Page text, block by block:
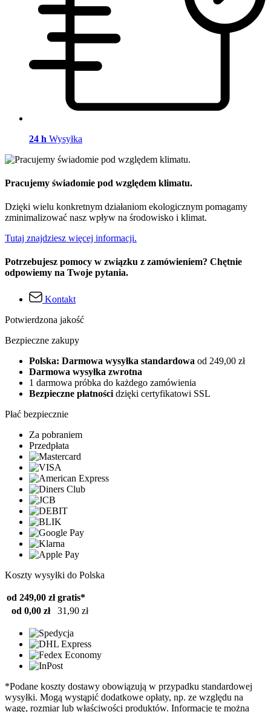
24 h Wysyłka
Pracujemy świadomie pod względem klimatu.
Dzięki wielu konkretnym działaniom ekologicznym pomagamy
zminimalizować nasz wpływ na środowisko i klimat.
Tutaj znajdziesz więcej informacji.
Potrzebujesz pomocy w związku z zamówieniem? Chętnie
odpowiemy na Twoje pytania.
Kontakt
Potwierdzona jakość
Bezpieczne zakupy
Polska: Darmowa wysyłka standardowa od 249,00 zł
Darmowa wysyłka zwrotna
1 darmowa próbka do każdego zamówienia
Bezpieczne płatności dzięki certyfikatowi SSL
Płać bezpiecznie
Za pobraniem
Przedpłata
Koszty wysyłki do Polska
od 249,00 zł gratis*
od 0,00 zł
31,90 zł
*Podane koszty dostawy obowiązują w przypadku standardowej
wysyłki. Mogą wystąpić dodatkowe opłaty, np. ze względu na
wagę, rozmiar lub właściwości produktów. Informacje te można